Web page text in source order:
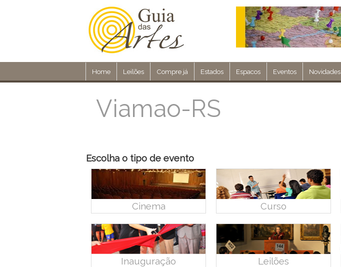
Home Leilões Compre já Estados Espacos Eventos Novidades
Viamao-RS
Escolha o tipo de evento
Cinema Curso
Inauguração Leilões